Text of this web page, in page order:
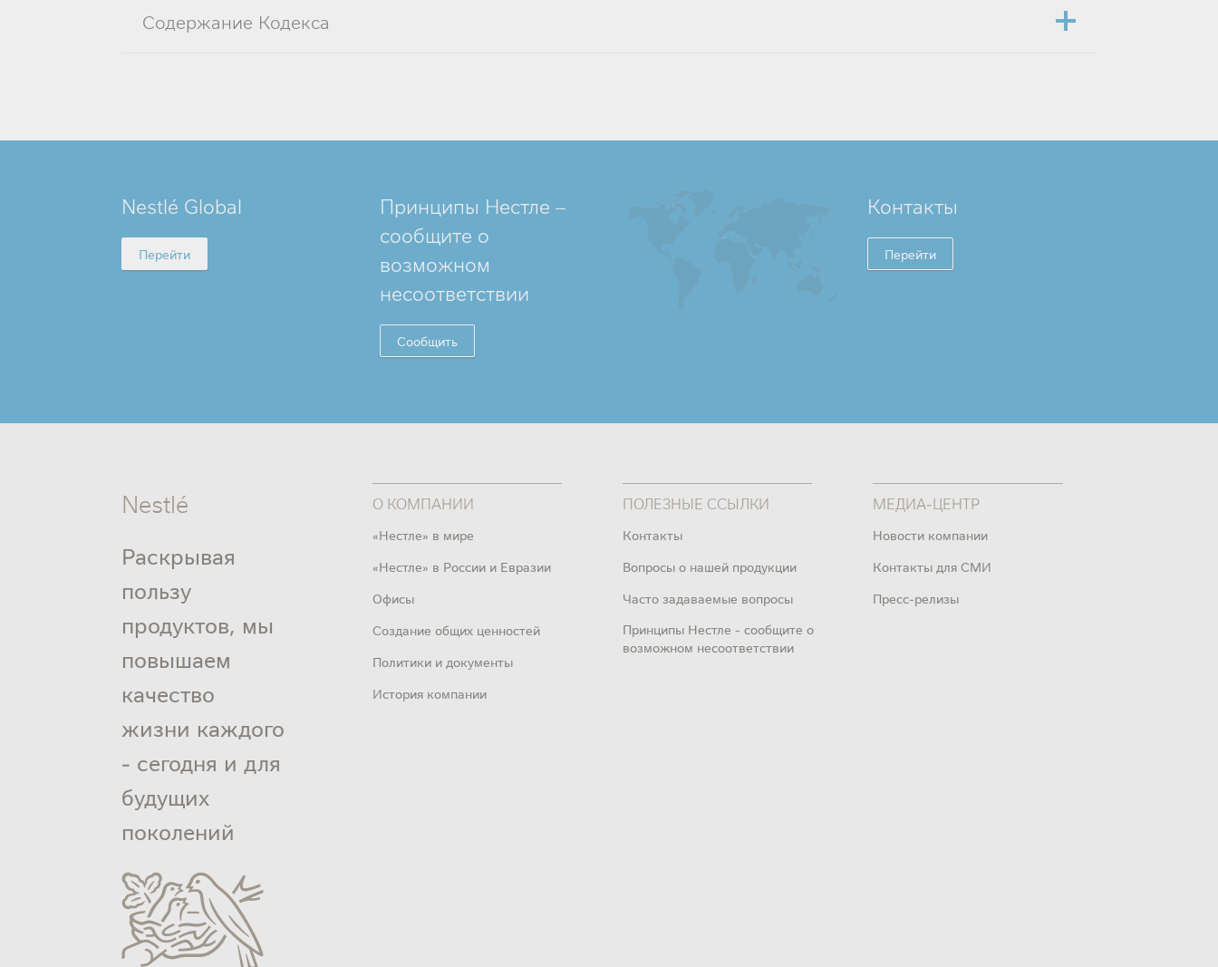
Содержание Кодекса
FOOTER
Nestlé Global
Перейти
Принципы Нестле –
сообщите о
возможном
несоответствии
Сообщить
Контакты
Перейти
Nestlé
Раскрывая
пользу
продуктов, мы
повышаем
качество
жизни каждого
- сегодня и для
будущих
поколений
О КОМПАНИИ
«Нестле» в мире
«Нестле» в России и Евразии
Офисы
Создание общих ценностей
Политики и документы
История компании
ПОЛЕЗНЫЕ ССЫЛКИ
Контакты
Вопросы о нашей продукции
Часто задаваемые вопросы
Принципы Нестле - сообщите о
возможном несоответствии
МЕДИА-ЦЕНТР
Новости компании
Контакты для СМИ
Пресс-релизы